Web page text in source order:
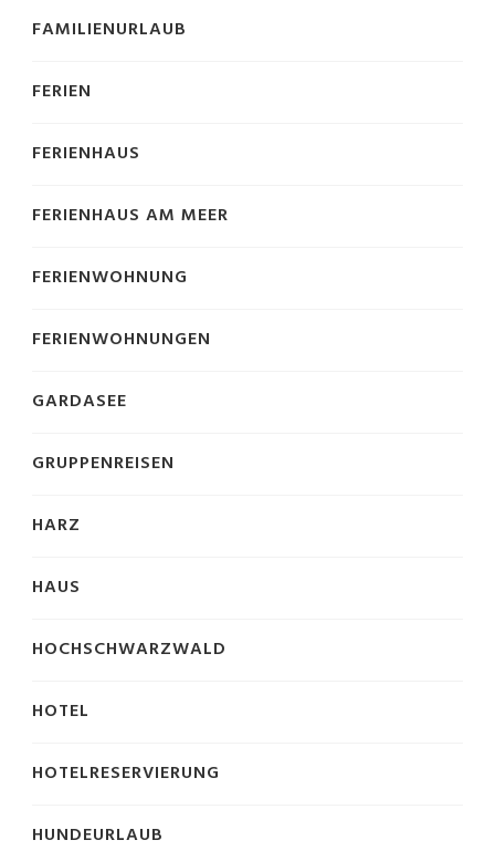
FAMILIENURLAUB
FERIEN
FERIENHAUS
FERIENHAUS AM MEER
FERIENWOHNUNG
FERIENWOHNUNGEN
GARDASEE
GRUPPENREISEN
HARZ
HAUS
HOCHSCHWARZWALD
HOTEL
HOTELRESERVIERUNG
HUNDEURLAUB